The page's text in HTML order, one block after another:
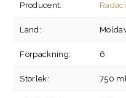
Producent:
Land:
Förpackning: 6
Storlek: 750